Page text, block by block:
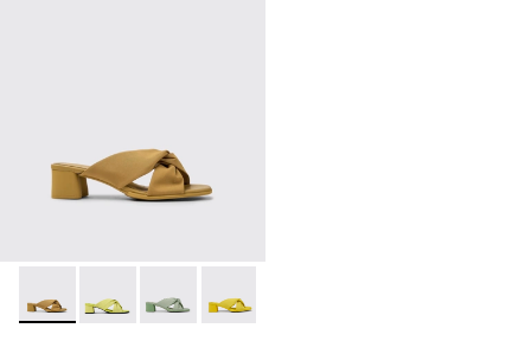
Katie - K201348-003 - Sandalias de PET reciclado en color
Katie - K201348-007
Katie - K201348-004
Katie - K201348-002